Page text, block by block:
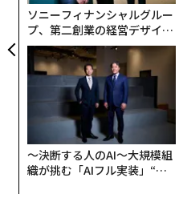
ソニーフィナンシャルグルー
プ、第二創業の経営デザイン
──カギは意志を引き出し、
束ね、共創すること
〜決断する人のAI〜大規模組
織が挑む「AIフル実装」“使